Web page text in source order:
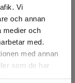
Vi
och annan
medier och
med.
med annan
som de har
med